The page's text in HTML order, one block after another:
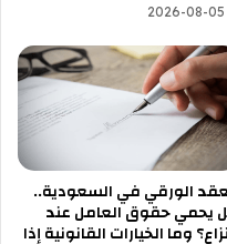
2026-08-05
الورقي في السعودية..
يحمي حقوق العامل عند
وما الخيارات القانونية إذا